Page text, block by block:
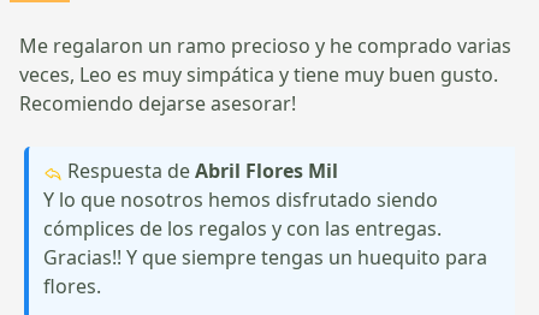
Me regalaron un ramo precioso y he comprado varias
veces, Leo es muy simpática y tiene muy buen gusto.
Recomiendo dejarse asesorar!
Respuesta deAbril Flores Mil
Y lo que nosotros hemos disfrutado siendo
cómplices de los regalos y con las entregas.
Gracias!! Y que siempre tengas un huequito para
flores.